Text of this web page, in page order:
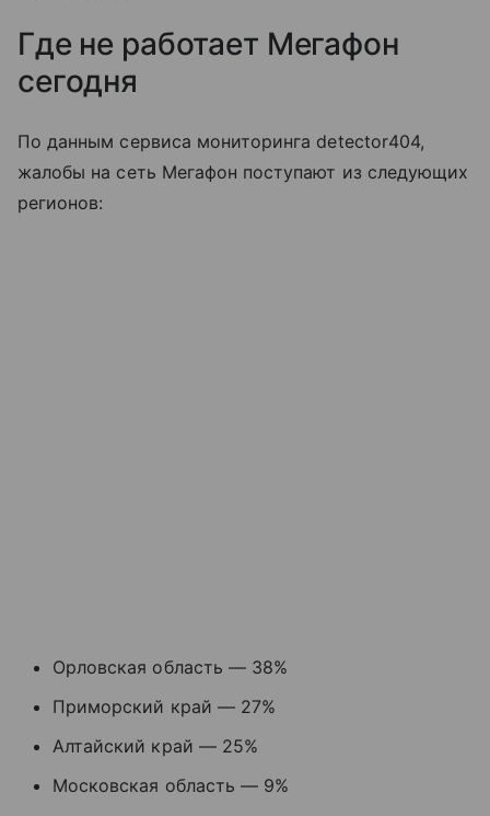
Где не работает Мегафон
сегодня
По данным сервиса мониторинга detector404,
жалобы на сеть Мегафон поступают из следующих
регионов:
Орловская область — 38%
Приморский край — 27%
Алтайский край — 25%
Московская область — 9%